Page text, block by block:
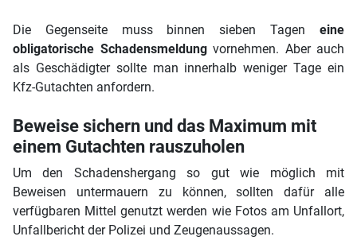
Die Gegenseite muss binnen sieben Tagen eine
obligatorische Schadensmeldungvornehmen. Aber auch
als Geschädigter sollte man innerhalb weniger Tage ein
Kfz-Gutachten anfordern.
Beweise sichern und das Maximum mit
einem Gutachten rauszuholen
Um den Schadenshergang so gut wie möglich mit
Beweisen untermauern zu können, sollten dafür alle
verfügbaren Mittel genutzt werden wie Fotos am Unfallort,
Unfallbericht der Polizei und Zeugenaussagen.